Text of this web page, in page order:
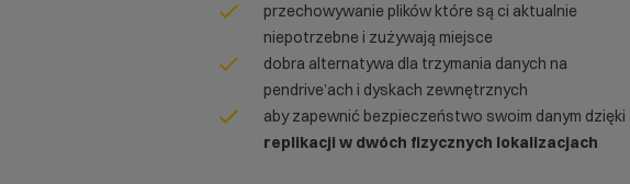
przechowywanie plików które są ci aktualnie
niepotrzebne i zużywają miejsce
dobra alternatywa dla trzymania danych na
pendrive’ach i dyskach zewnętrznych
aby zapewnić bezpieczeństwo swoim danym dzięki
replikacji w dwóch fizycznych lokalizacjach